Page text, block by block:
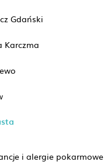
Gdański
Karczma
i alergie pokarmowe